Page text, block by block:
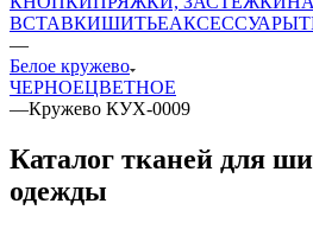
ВСТАВКИШИТЬЕАКСЕССУАРЫ
—
Белое кружево
ЧЕРНОЕЦВЕТНОЕ
—Кружево КУХ-0009
Каталог тканей для
одежды